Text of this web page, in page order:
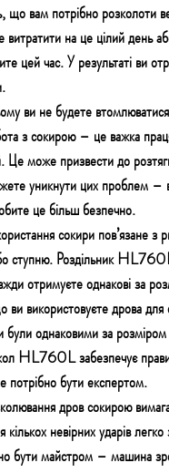
що вам потрібно розколоти
витратити на це цілий день
цей час. У результаті ви
ви не будете
з сокирою – це важка
Це може призвести до
уникнути цих проблем –
це більш безпечно.
сокири пов’язане
ступню. Роздільник
отримуєте однакові за
ви використовуєте дрова
були однаковими за
HL760L забезпечує
потрібно бути експертом.
дров сокирою
кількох невірних ударів
бути майстром – машина